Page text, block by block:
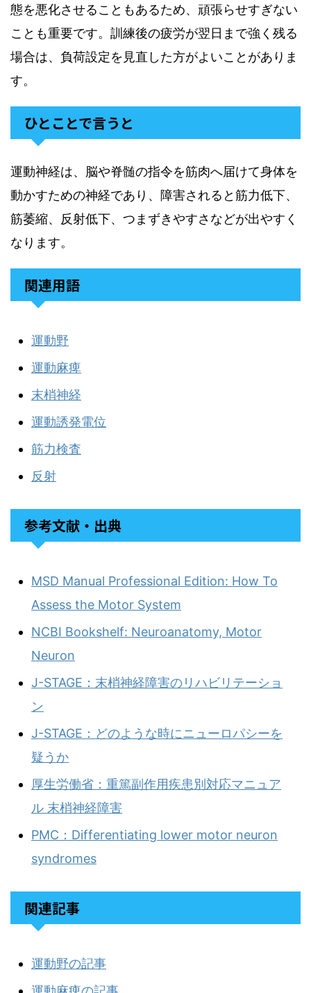
態を悪化させることもあるため、頑張らせすぎない
ことも重要です。訓練後の疲労が翌日まで強く残る
場合は、負荷設定を見直した方がよいことがありま
す。
ひとことで言うと
運動神経は、脳や脊髄の指令を筋肉へ届けて身体を
動かすための神経であり、障害されると筋力低下、
筋萎縮、反射低下、つまずきやすさなどが出やすく
なります。
関連用語
運動野
運動麻痺
末梢神経
運動誘発電位
筋力検査
反射
参考文献・出典
MSD Manual Professional Edition: How To
Assess the Motor System
NCBI Bookshelf: Neuroanatomy, Motor
Neuron
J-STAGE：末梢神経障害のリハビリテーショ
ン
J-STAGE：どのような時にニューロパシーを
疑うか
厚生労働省：重篤副作用疾患別対応マニュア
ル 末梢神経障害
PMC：Differentiating lower motor neuron
syndromes
関連記事
運動野の記事